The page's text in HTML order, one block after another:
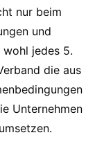
nur beim
und
wohl jedes 5.
die aus
Unternehmen